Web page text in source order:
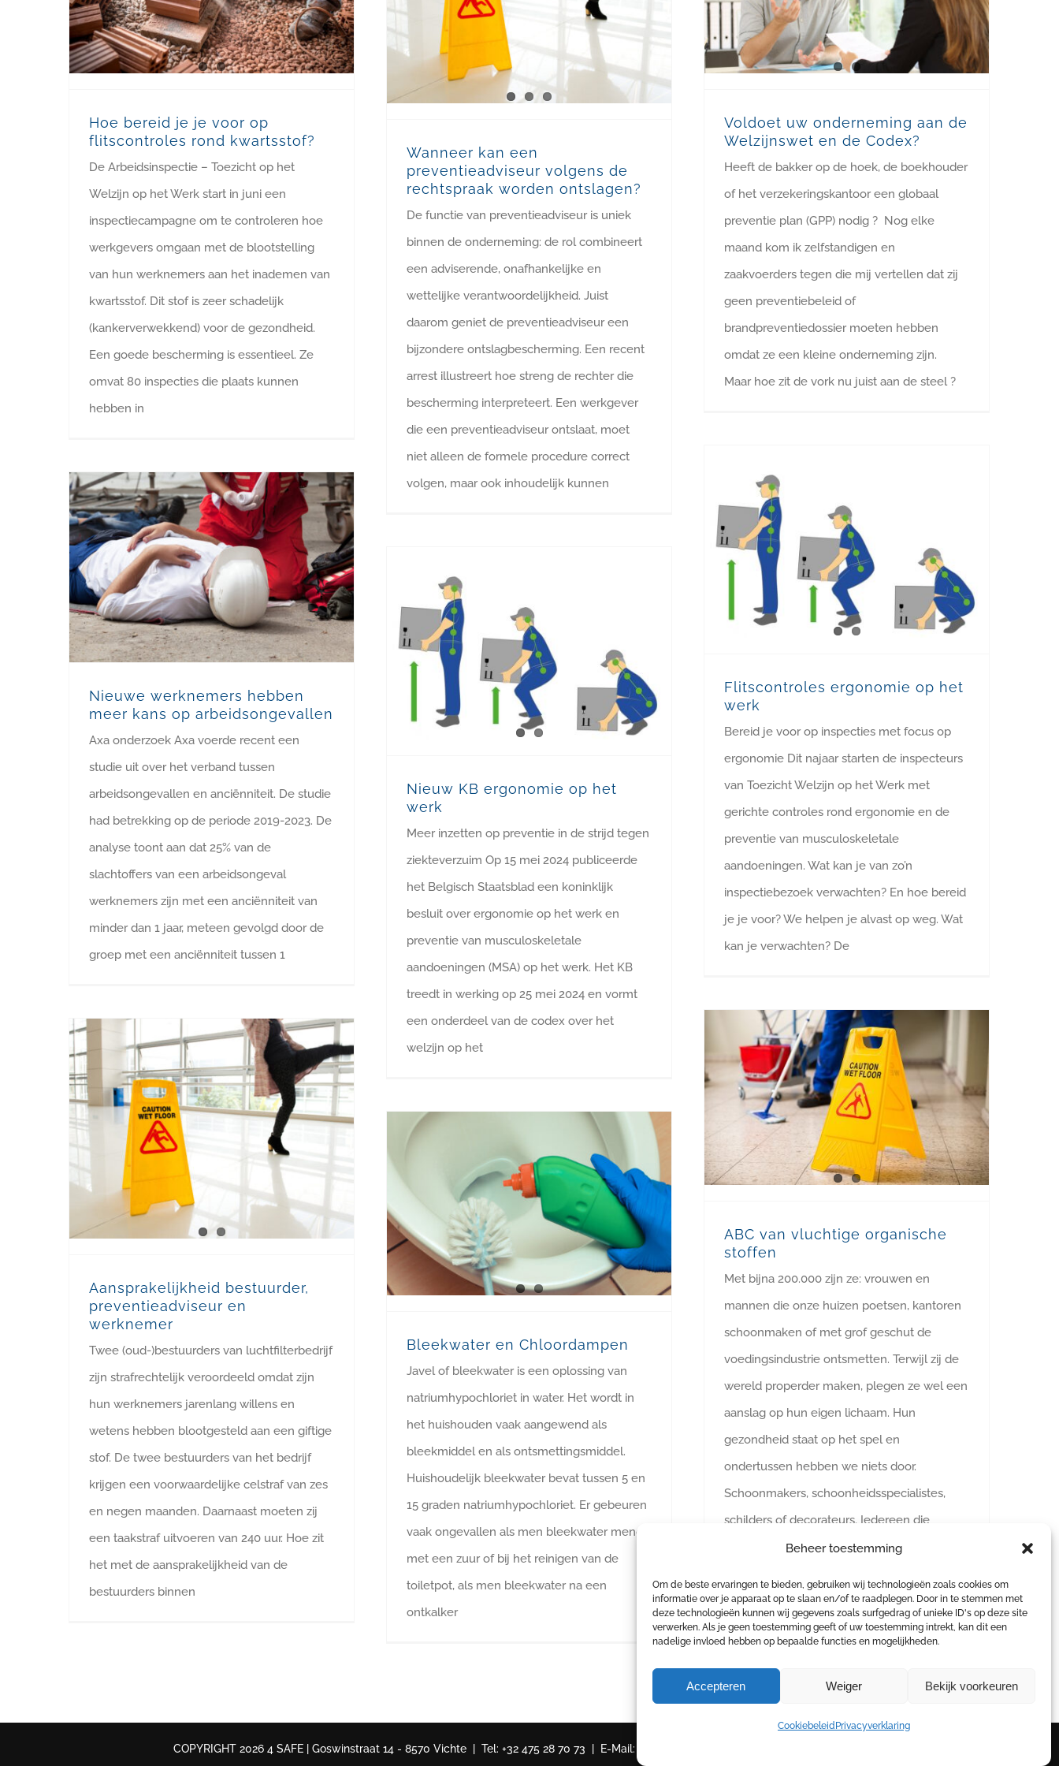
Beheer toestemming
Om de beste ervaringen te bieden, gebruiken wij technologieën zoals cookies om
informatie over je apparaat op te slaan en/of te raadplegen. Door in te stemmen met
deze technologieën kunnen wij gegevens zoals surfgedrag of unieke ID's op deze site
verwerken. Als je geen toestemming geeft of uw toestemming intrekt, kan dit een
nadelige invloed hebben op bepaalde functies en mogelijkheden.
Accepteren Weiger Bekijk voorkeuren
Cookiebeleid Privacyverklaring
Hoe bereid je je voor op
flitscontroles rond kwartsstof?
De Arbeidsinspectie – Toezicht op het
Welzijn op het Werk start in juni een
inspectiecampagne om te controleren hoe
werkgevers omgaan met de blootstelling
van hun werknemers aan het inademen van
kwartsstof. Dit stof is zeer schadelijk
(kankerverwekkend) voor de gezondheid.
Een goede bescherming is essentieel. Ze
omvat 80 inspecties die plaats kunnen
hebben in
Wanneer kan een
preventieadviseur volgens de
rechtspraak worden ontslagen?
De functie van preventieadviseur is uniek
binnen de onderneming: de rol combineert
een adviserende, onafhankelijke en
wettelijke verantwoordelijkheid. Juist
daarom geniet de preventieadviseur een
bijzondere ontslagbescherming. Een recent
arrest illustreert hoe streng de rechter die
bescherming interpreteert. Een werkgever
die een preventieadviseur ontslaat, moet
niet alleen de formele procedure correct
volgen, maar ook inhoudelijk kunnen
Voldoet uw onderneming aan de
Welzijnswet en de Codex?
Heeft de bakker op de hoek, de boekhouder
of het verzekeringskantoor een globaal
preventie plan (GPP) nodig ? Nog elke
maand kom ik zelfstandigen en
zaakvoerders tegen die mij vertellen dat zij
geen preventiebeleid of
brandpreventiedossier moeten hebben
omdat ze een kleine onderneming zijn.
Maar hoe zit de vork nu juist aan de steel ?
Flitscontroles ergonomie op het
werk
Bereid je voor op inspecties met focus op
ergonomie Dit najaar starten de inspecteurs
van Toezicht Welzijn op het Werk met
gerichte controles rond ergonomie en de
preventie van musculoskeletale
aandoeningen. Wat kan je van zo’n
inspectiebezoek verwachten? En hoe bereid
je je voor? We helpen je alvast op weg. Wat
kan je verwachten? De
Nieuwe werknemers hebben
meer kans op arbeidsongevallen
Axa onderzoek Axa voerde recent een
studie uit over het verband tussen
arbeidsongevallen en anciënniteit. De studie
had betrekking op de periode 2019-2023. De
analyse toont aan dat 25% van de
slachtoffers van een arbeidsongeval
werknemers zijn met een anciënniteit van
minder dan 1 jaar, meteen gevolgd door de
groep met een anciënniteit tussen 1
Nieuw KB ergonomie op het
werk
Meer inzetten op preventie in de strijd tegen
ziekteverzuim Op 15 mei 2024 publiceerde
het Belgisch Staatsblad een koninklijk
besluit over ergonomie op het werk en
preventie van musculoskeletale
aandoeningen (MSA) op het werk. Het KB
treedt in werking op 25 mei 2024 en vormt
een onderdeel van de codex over het
welzijn op het
ABC van vluchtige organische
stoffen
Met bijna 200.000 zijn ze: vrouwen en
mannen die onze huizen poetsen, kantoren
schoonmaken of met grof geschut de
voedingsindustrie ontsmetten. Terwijl zij de
wereld properder maken, plegen ze wel een
aanslag op hun eigen lichaam. Hun
gezondheid staat op het spel en
ondertussen hebben we niets door.
Schoonmakers, schoonheidsspecialistes,
schilders of decorateurs. Iedereen die
Aansprakelijkheid bestuurder,
preventieadviseur en
werknemer
Twee (oud-)bestuurders van luchtfilterbedrijf
zijn strafrechtelijk veroordeeld omdat zijn
hun werknemers jarenlang willens en
wetens hebben blootgesteld aan een giftige
stof. De twee bestuurders van het bedrijf
krijgen een voorwaardelijke celstraf van zes
en negen maanden. Daarnaast moeten zij
een taakstraf uitvoeren van 240 uur. Hoe zit
het met de aansprakelijkheid van de
bestuurders binnen
Bleekwater en Chloordampen
Javel of bleekwater is een oplossing van
natriumhypochloriet in water. Het wordt in
het huishouden vaak aangewend als
bleekmiddel en als ontsmettingsmiddel.
Huishoudelijk bleekwater bevat tussen 5 en
15 graden natriumhypochloriet. Er gebeuren
vaak ongevallen als men bleekwater mengt
met een zuur of bij het reinigen van de
toiletpot, als men bleekwater na een
ontkalker
COPYRIGHT 2026 4 SAFE | Goswinstraat 14 - 8570 Vichte | Tel: +32 475 28 70 73 | E-Mail: